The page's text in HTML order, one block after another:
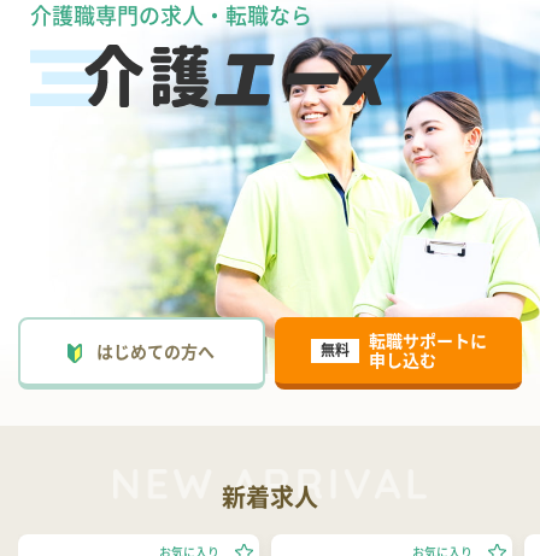
介護職専門の求人・転職なら
はじめての方へ 無料
転職サポートに
申し込む
新着求人
お気に入り お気に入り